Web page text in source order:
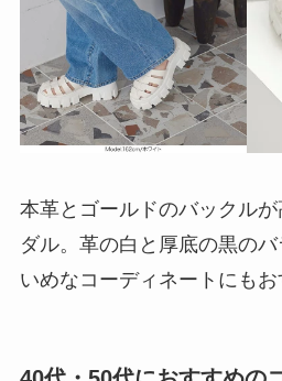
本革とゴールドのバックル
ダル。革の白と厚底の黒の
いめなコーディネートにもお